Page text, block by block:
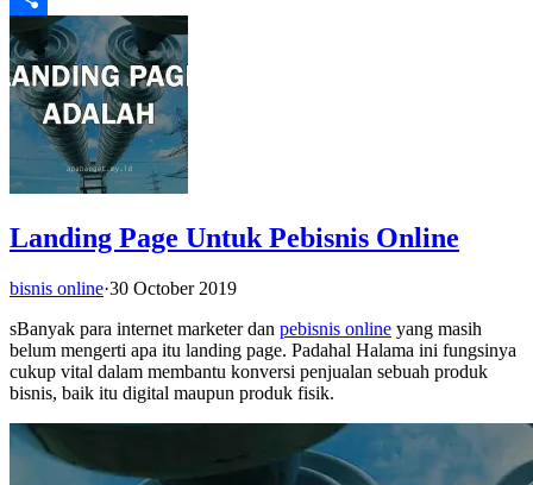
Share
Landing Page Untuk Pebisnis Online
bisnis online·30 October 2019
sBanyak para internet marketer dan pebisnis online yang masih
belum mengerti apa itu landing page. Padahal Halama ini fungsinya
cukup vital dalam membantu konversi penjualan sebuah produk
bisnis, baik itu digital maupun produk fisik.